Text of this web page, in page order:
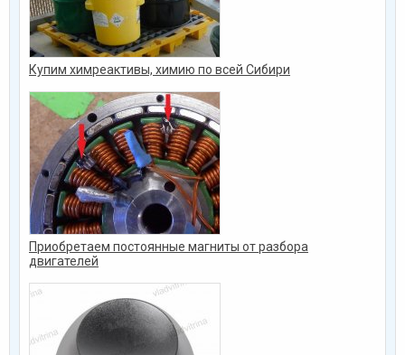
Купим химреактивы, химию по всей Сибири
Приобретаем постоянные магниты от разбора
двигателей